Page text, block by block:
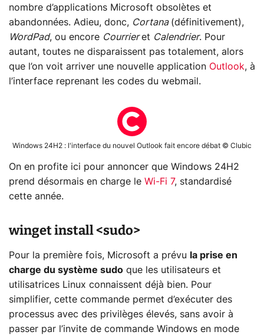
nombre d’applications Microsoft obsolètes et
abandonnées. Adieu, donc, Cortana (définitivement),
WordPad, ou encore Courrieret Calendrier. Pour
autant, toutes ne disparaissent pas totalement, alors
que l’on voit arriver une nouvelle application Outlook, à
l’interface reprenant les codes du webmail.
Windows 24H2 : l'interface du nouvel Outlook fait encore débat © Clubic
On en profite ici pour annoncer que Windows 24H2
prend désormais en charge le Wi-Fi 7, standardisé
cette année.
winget install <sudo>
Pour la première fois, Microsoft a prévu
la prise en
charge du système sudo que les utilisateurs et
utilisatrices Linux connaissent déjà bien. Pour
simplifier, cette commande permet d’exécuter des
processus avec des privilèges élevés, sans avoir à
passer par l’invite de commande Windows en mode